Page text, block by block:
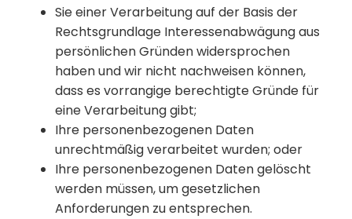
Sie einer Verarbeitung auf der Basis der
Rechtsgrundlage Interessenabwägung aus
persönlichen Gründen widersprochen
haben und wir nicht nachweisen können,
dass es vorrangige berechtigte Gründe für
eine Verarbeitung gibt;
Ihre personenbezogenen Daten
unrechtmäßig verarbeitet wurden; oder
Ihre personenbezogenen Daten gelöscht
werden müssen, um gesetzlichen
Anforderungen zu entsprechen.